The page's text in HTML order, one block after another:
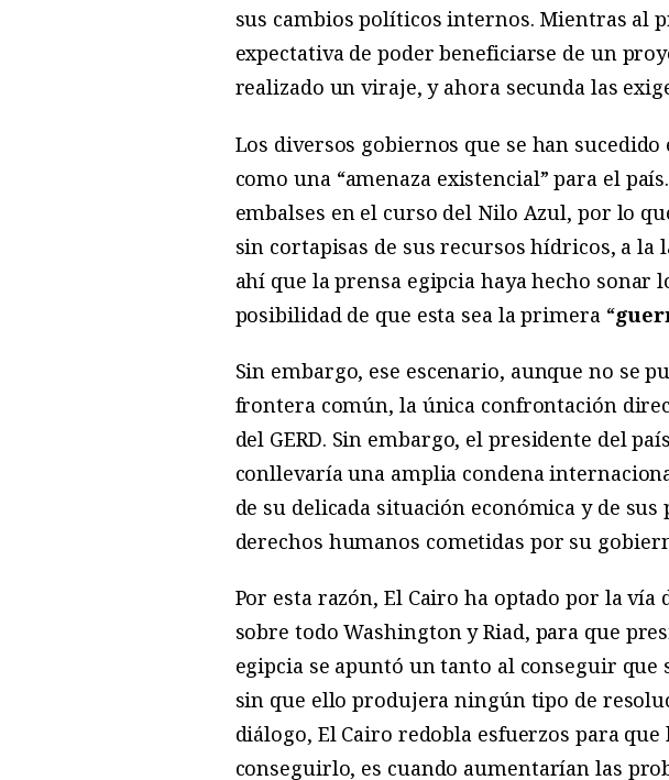
sus cambios políticos internos. Mientras al
expectativa de poder beneficiarse de un
realizado un viraje, y ahora secunda las
Los diversos gobiernos que se han
como una “amenaza existencial” para el
embalses en el curso del Nilo Azul, por lo
sin cortapisas de sus recursos hídricos, a
ahí que la prensa egipcia haya hecho sonar
posibilidad de que esta sea la primera “
Sin embargo, ese escenario, aunque no se
frontera común, la única confrontación
del GERD. Sin embargo, el presidente del
conllevaría una amplia condena
de su delicada situación económica y de
derechos humanos cometidas por su
Por esta razón, El Cairo ha optado por la
sobre todo Washington y Riad, para que
egipcia se apuntó un tanto al conseguir que
sin que ello produjera ningún tipo de
diálogo, El Cairo redobla esfuerzos para
conseguirlo, es cuando aumentarían las